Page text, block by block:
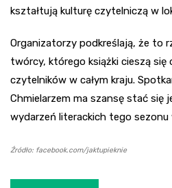
kształtują kulturę czytelniczą w
Organizatorzy podkreślają, że to
twórcy, którego książki cieszą
czytelników w całym kraju.
Chmielarzem ma szansę stać się
wydarzeń literackich tego
Źródło: facebook.com/jaktupieknie